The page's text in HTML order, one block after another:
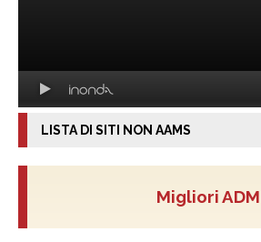
LISTA DI SITI NON AAMS
Migliori ADM